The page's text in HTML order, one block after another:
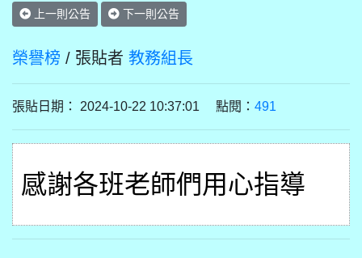
上一則公告 下一則公告
榮譽榜 / 張貼者 教務組長
張貼日期： 2024-10-22 10:37:01 點閱： 491
感謝各班老師們用心指導